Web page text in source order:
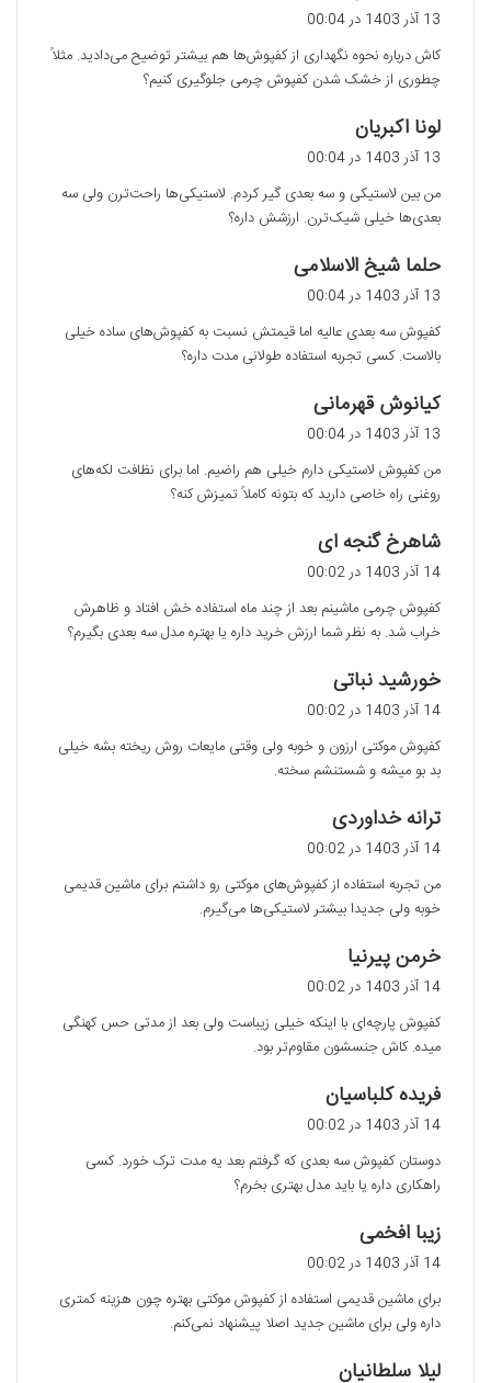
ت
:
13 آذر 1403 در 00:04
کاش درباره نحوه نگهداری از کفپوش‌ها هم بیشتر توضیح می‌دادید. مثلاً
چطوری از خشک شدن کفپوش چرمی جلوگیری کنیم؟
لونا اکبریان
ت
:
13 آذر 1403 در 00:04
من بین لاستیکی و سه بعدی گیر کردم. لاستیکی‌ها راحت‌ترن ولی سه
بعدی‌ها خیلی شیک‌ترن. ارزشش داره؟
حلما شیخ الاسلامی
:
13 آذر 1403 در 00:04
کفپوش سه بعدی عالیه اما قیمتش نسبت به کفپوش‌های ساده خیلی
بالاست. کسی تجربه استفاده طولانی مدت داره؟
کیانوش قهرمانی
ف
:
13 آذر 1403 در 00:04
من کفپوش لاستیکی دارم خیلی هم راضیم. اما برای نظافت لکه‌های
روغنی راه خاصی دارید که بتونه کاملاً تمیزش کنه؟
شاهرخ گنجه ای
ف
:
14 آذر 1403 در 00:02
کفپوش چرمی ماشینم بعد از چند ماه استفاده خش افتاد و ظاهرش
خراب شد. به نظر شما ارزش خرید داره یا بهتره مدل سه بعدی بگیرم؟
خورشید نباتی
ف
:
14 آذر 1403 در 00:02
کفپوش موکتی ارزون و خوبه ولی وقتی مایعات روش ریخته بشه خیلی
بد بو میشه و شستنشم سخته.
ترانه خداوردی
ف
:
14 آذر 1403 در 00:02
من تجربه استفاده از کفپوش‌های موکتی رو داشتم برای ماشین قدیمی
خوبه ولی جدیدا بیشتر لاستیکی‌ها می‌گیرم.
خرمن پیرنیا
ف
:
14 آذر 1403 در 00:02
کفپوش پارچه‌ای با اینکه خیلی زیباست ولی بعد از مدتی حس کهنگی
میده. کاش جنسشون مقاوم‌تر بود.
فریده کلباسیان
ف
:
14 آذر 1403 در 00:02
دوستان کفپوش سه بعدی که گرفتم بعد یه مدت ‌ترک خورد. کسی
راهکاری داره یا باید مدل بهتری بخرم؟
زیبا افخمی
ت
:
14 آذر 1403 در 00:02
برای ماشین قدیمی استفاده از کفپوش موکتی بهتره چون هزینه کمتری
داره ولی برای ماشین جدید اصلا پیشنهاد نمی‌کنم.
لیلا سلطانیان